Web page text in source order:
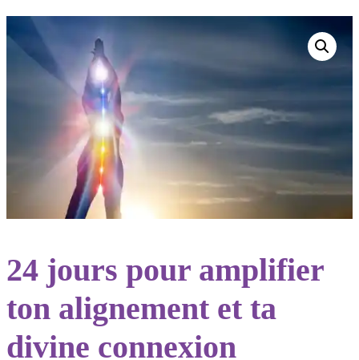
24 jours pour amplifier
ton alignement et ta
divine connexion